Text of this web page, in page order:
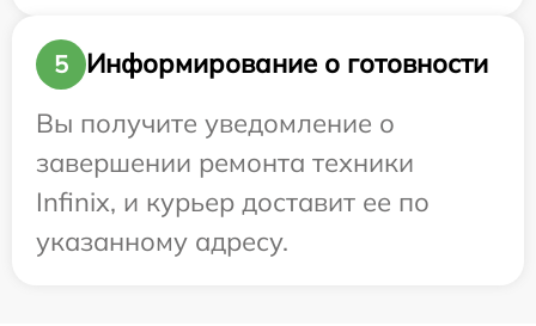
5
Информирование о готовности
Вы получите уведомление о
завершении ремонта техники
Infinix, и курьер доставит ее по
указанному адресу.